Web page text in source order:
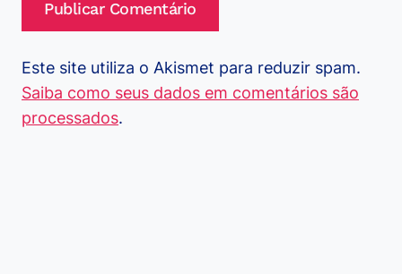
Este site utiliza o Akismet para reduzir spam.
Saiba como seus dados em comentários são
processados.